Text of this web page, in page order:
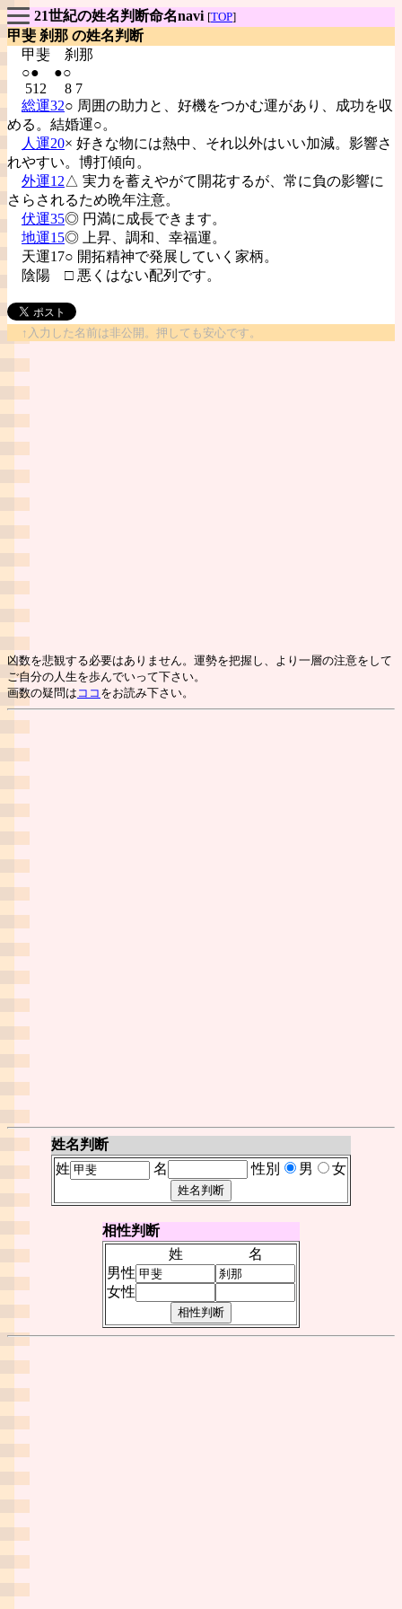
21世紀の姓名判断命名navi [TOP]
甲斐 刹那 の姓名判断
甲斐 刹那
○● ●○
512 8 7
総運32○ 周囲の助力と、好機をつかむ運があり、成功を収
める。結婚運○。
人運20× 好きな物には熱中、それ以外はいい加減。影響さ
れやすい。博打傾向。
外運12△ 実力を蓄えやがて開花するが、常に負の影響に
さらされるため晩年注意。
伏運35◎ 円満に成長できます。
地運15◎ 上昇、調和、幸福運。
天運17○ 開拓精神で発展していく家柄。
陰陽 □ 悪くはない配列です。
↑入力した名前は非公開。押しても安心です。
凶数を悲観する必要はありません。運勢を把握し、より一層の注意をして
ご自分の人生を歩んでいって下さい。
画数の疑問は ココ をお読み下さい。
姓名判断
姓
名 性別 男 女
相性判断
姓
名
男性
女性